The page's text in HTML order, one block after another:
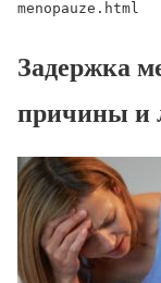
menopauze.html
Задержка
причины и